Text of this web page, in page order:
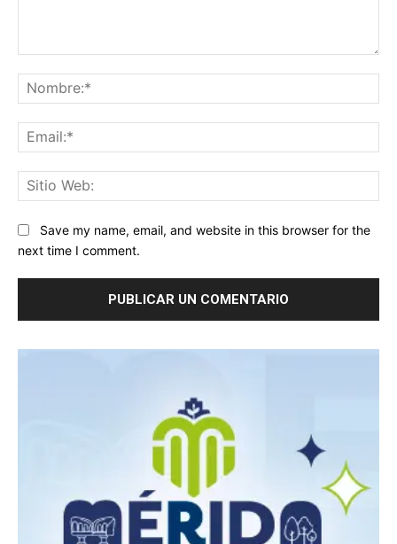
Save my name, email, and website in this browser for the
next time I comment.